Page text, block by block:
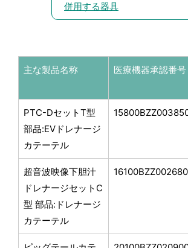
併用する器具
主な製品名称 医療機器承認番号
PTC-DセットT型
部品:EVドレナージ
カテーテル
超音波映像下胆汁
ドレナージセットC
型 部品:ドレナージ
カテーテル